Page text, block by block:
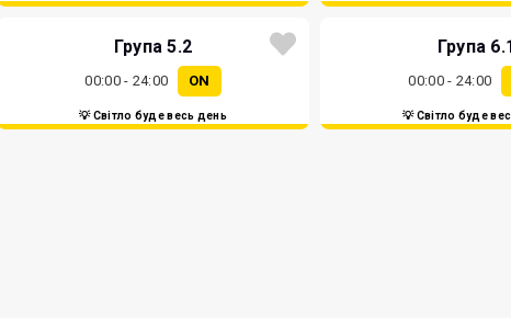
Група 5.2
00:00 - 24:00 ON
💡 Світло буде весь день
Група
00:00 - 24:00
💡 Світло буде